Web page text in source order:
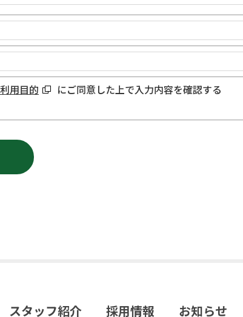
用目的
にご同意した上で入力内容を確認する
スタッフ紹介 採用情報 お知らせ